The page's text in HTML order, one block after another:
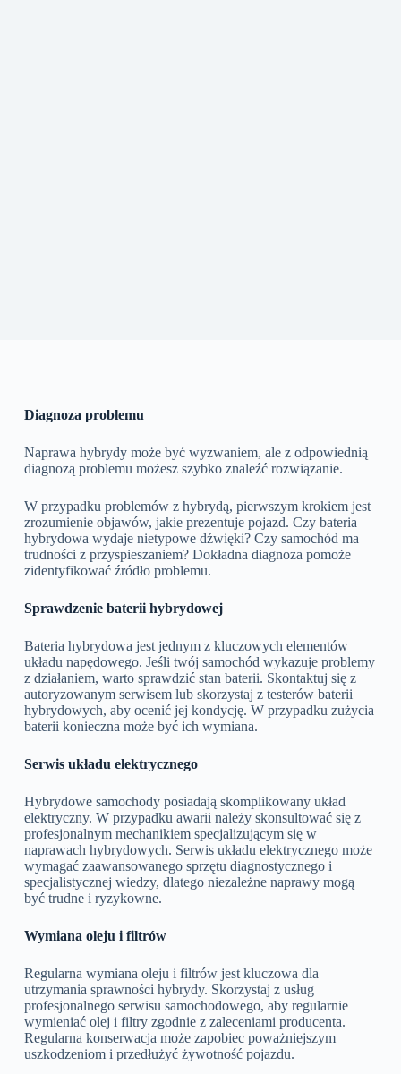
Diagnoza problemu
Naprawa hybrydy może być wyzwaniem, ale z odpowiednią
diagnozą problemu możesz szybko znaleźć rozwiązanie.
W przypadku problemów z hybrydą, pierwszym krokiem jest
zrozumienie objawów, jakie prezentuje pojazd. Czy bateria
hybrydowa wydaje nietypowe dźwięki? Czy samochód ma
trudności z przyspieszaniem? Dokładna diagnoza pomoże
zidentyfikować źródło problemu.
Sprawdzenie baterii hybrydowej
Bateria hybrydowa jest jednym z kluczowych elementów
układu napędowego. Jeśli twój samochód wykazuje problemy
z działaniem, warto sprawdzić stan baterii. Skontaktuj się z
autoryzowanym serwisem lub skorzystaj z testerów baterii
hybrydowych, aby ocenić jej kondycję. W przypadku zużycia
baterii konieczna może być ich wymiana.
Serwis układu elektrycznego
Hybrydowe samochody posiadają skomplikowany układ
elektryczny. W przypadku awarii należy skonsultować się z
profesjonalnym mechanikiem specjalizującym się w
naprawach hybrydowych. Serwis układu elektrycznego może
wymagać zaawansowanego sprzętu diagnostycznego i
specjalistycznej wiedzy, dlatego niezależne naprawy mogą
być trudne i ryzykowne.
Wymiana oleju i filtrów
Regularna wymiana oleju i filtrów jest kluczowa dla
utrzymania sprawności hybrydy. Skorzystaj z usług
profesjonalnego serwisu samochodowego, aby regularnie
wymieniać olej i filtry zgodnie z zaleceniami producenta.
Regularna konserwacja może zapobiec poważniejszym
uszkodzeniom i przedłużyć żywotność pojazdu.